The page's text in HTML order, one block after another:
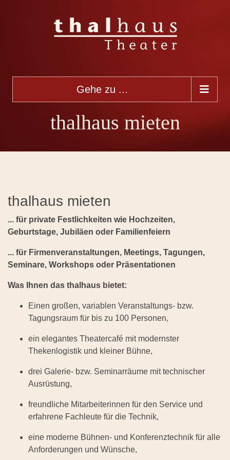
Gehe zu ...
thalhaus mieten
thalhaus mieten
... für private Festlichkeiten wie Hochzeiten,
Geburtstage, Jubiläen oder Familienfeiern
... für Firmenveranstaltungen, Meetings, Tagungen,
Seminare, Workshops oder Präsentationen
Was Ihnen das thalhaus bietet:
Einen großen, variablen Veranstaltungs- bzw.
Tagungsraum für bis zu 100 Personen,
ein elegantes Theatercafé mit modernster
Thekenlogistik und kleiner Bühne,
drei Galerie- bzw. Seminarräume mit technischer
Ausrüstung,
freundliche Mitarbeiterinnen für den Service und
erfahrene Fachleute für die Technik,
eine moderne Bühnen- und Konferenztechnik für alle
Anforderungen und Wünsche,